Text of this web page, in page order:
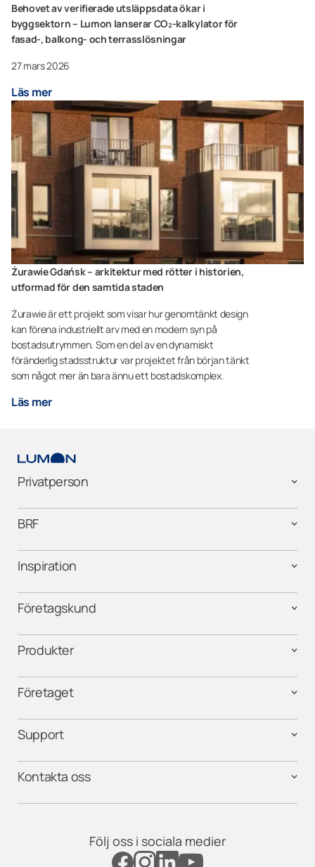
Behovet av verifierade utsläppsdata ökar i
byggsektorn – Lumon lanserar CO₂-kalkylator för
fasad-, balkong- och terrasslösningar
27 mars 2026
Läs mer
Żurawie Gdańsk – arkitektur med rötter i historien,
utformad för den samtida staden
Żurawie är ett projekt som visar hur genomtänkt design
kan förena industriellt arv med en modern syn på
bostadsutrymmen. Som en del av en dynamiskt
föränderlig stadsstruktur var projektet från början tänkt
som något mer än bara ännu ett bostadskomplex.
Läs mer
Privatperson
BRF
Inspiration
Företagskund
Produkter
Företaget
Support
Kontakta oss
Följ oss i sociala medier